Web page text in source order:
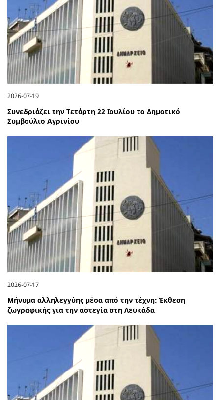
2026-07-19
Συνεδριάζει την Τετάρτη 22 Ιουλίου το Δημοτικό
Συμβούλιο Αγρινίου
2026-07-17
Μήνυμα αλληλεγγύης μέσα από την τέχνη: Έκθεση
ζωγραφικής για την αστεγία στη Λευκάδα